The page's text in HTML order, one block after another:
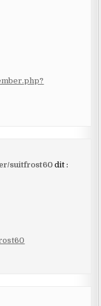
suitfrost60 dit :